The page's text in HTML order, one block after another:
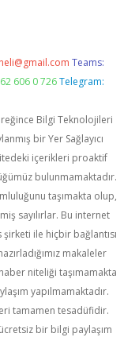
Teams:
606 0 726 Telegram:
Bilgi Teknolojileri
bir Yer Sağlayıcı
içerikleri proaktif
bulunmamaktadır.
taşımakta olup,
sayılırlar. Bu internet
ile hiçbir bağlantısı
makaleler
niteliği taşımamakta
yapılmamaktadır.
tamamen tesadüfidir.
bir bilgi paylaşım